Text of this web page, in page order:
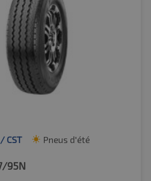
CST Pneus d'été
95N